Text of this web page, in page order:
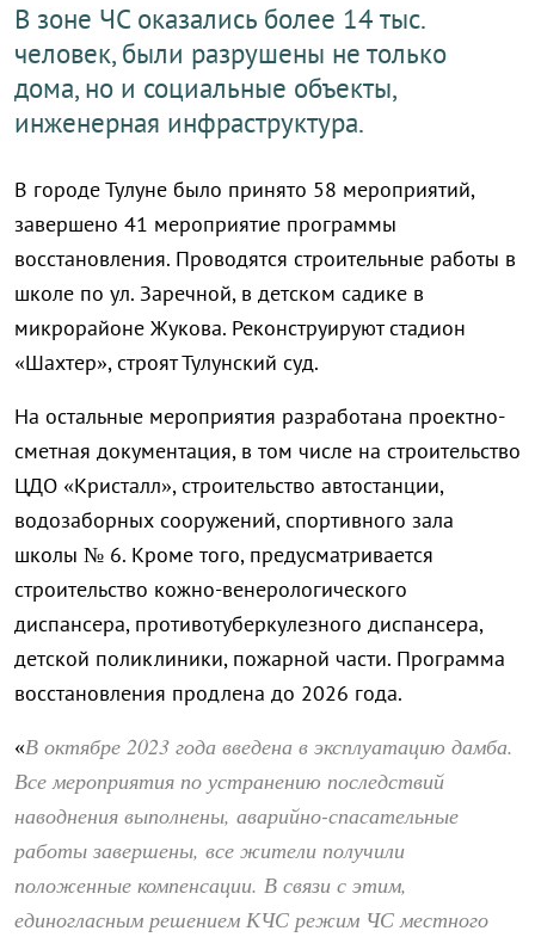
В зоне ЧС оказались более 14 тыс.
человек, были разрушены не только
дома, но и социальные объекты,
инженерная инфраструктура.
В городе Тулуне было принято 58 мероприятий,
завершено 41 мероприятие программы
восстановления. Проводятся строительные работы в
школе по ул. Заречной, в детском садике в
микрорайоне Жукова. Реконструируют стадион
«Шахтер», строят Тулунский суд.
На остальные мероприятия разработана проектно-
сметная документация, в том числе на строительство
ЦДО «Кристалл», строительство автостанции,
водозаборных сооружений, спортивного зала
школы № 6. Кроме того, предусматривается
строительство кожно-венерологического
диспансера, противотуберкулезного диспансера,
детской поликлиники, пожарной части. Программа
восстановления продлена до 2026 года.
«В октябре 2023 года введена в эксплуатацию дамба.
Все мероприятия по устранению последствий
наводнения выполнены, аварийно-спасательные
работы завершены, все жители получили
положенные компенсации. В связи с этим,
единогласным решением КЧС режим ЧС местного